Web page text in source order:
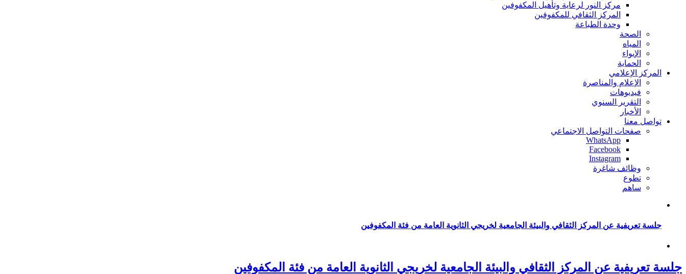
مركز النور لرعاية وتأهيل المكفوفين
المركز الثقافي للمكفوفين
وحدة الطباعة
الصحة
المياه
الإيواء
الحماية
المركز الإعلامي
الإعلام والمناصرة
فيديوهات
التقرير السنوي
الأخبار
تواصل معنا
صفحات التواصل الاجتماعي
WhatsApp
Facebook
Instagram
وظائف شاغرة
تطوع
ساهم
جلسة تعريفية عن المركز الثقافي والبيئة الجامعية لخريجي الثانوية العامة من فئة المكفوفين
جلسة تعريفية عن المركز الثقافي والبيئة الجامعية لخريجي الثانوية العامة من فئة المكفوفين